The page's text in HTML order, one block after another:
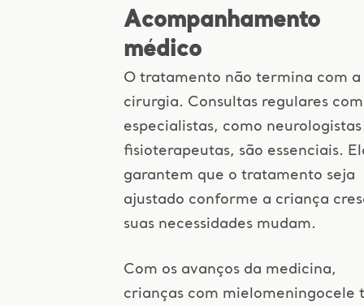
Acompanhamento
médico
O tratamento não termina com a
cirurgia. Consultas regulares com
especialistas, como neurologistas
fisioterapeutas, são essenciais.
garantem que o tratamento seja
ajustado conforme a criança
suas necessidades mudam.
Com os avanços da medicina,
crianças com mielomeningocele